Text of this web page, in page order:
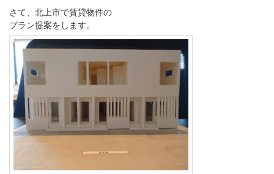
さて、北上市で賃貸物件の
プラン提案をします。